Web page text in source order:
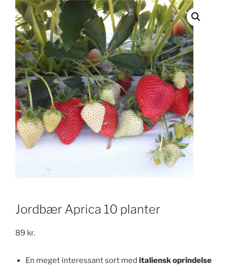
Jordbær Aprica 10 planter
89 kr.
En meget interessant sort med italiensk oprindelse